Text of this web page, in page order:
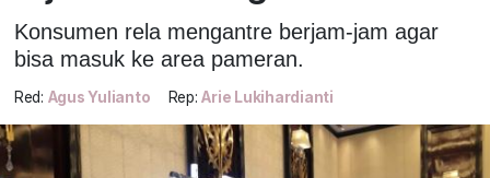
Konsumen rela mengantre berjam-jam agar
bisa masuk ke area pameran.
Red: Agus Yulianto Rep: Arie Lukihardianti